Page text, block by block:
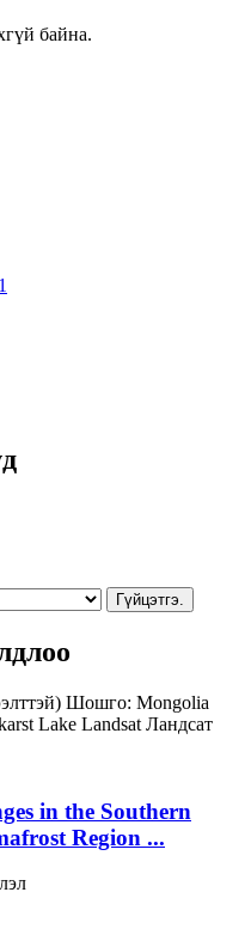
байна.
1
Гүйцэтгэ.
Шошго: Mongolia
Lake Landsat Ландсат
in the Southern
Region ...